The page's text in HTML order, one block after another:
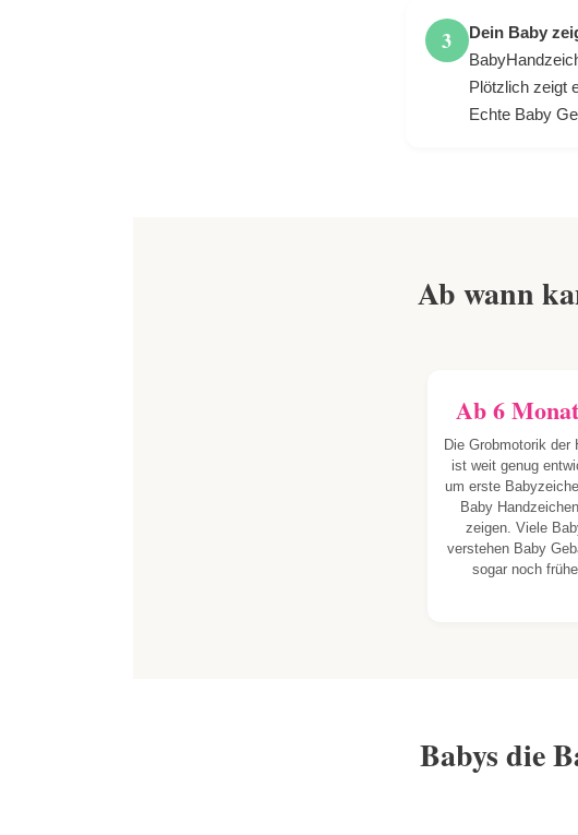
3 Dein Baby
Plötzlich zeigt
Echte Baby
Ab wann
Ab 6
Die Grobmotorik der
ist weit genug
um erste
Baby
zeigen. Viele
verstehen Baby
sogar noch
Babys die